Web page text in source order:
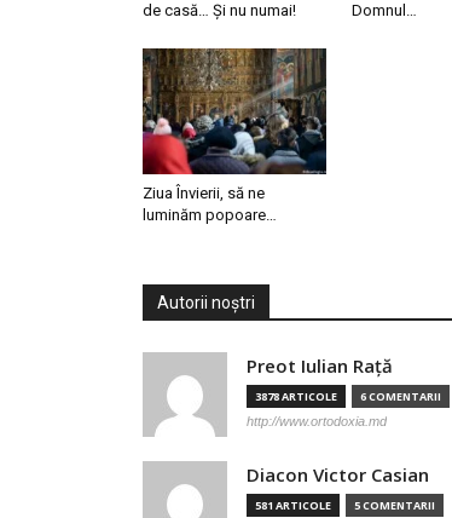
de casă… Și nu numai!
Domnul…
Ziua Învierii, să ne
luminăm popoare…
Autorii noștri
Preot Iulian Raţă
3878 ARTICOLE 6 COMENTARII
http://www.ortodoxia.md
Diacon Victor Casian
581 ARTICOLE 5 COMENTARII